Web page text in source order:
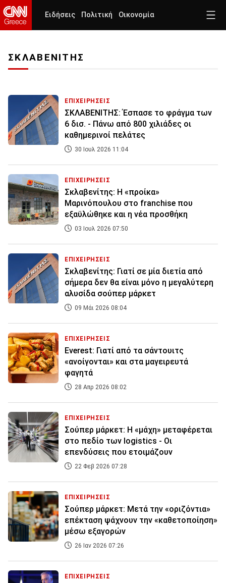
Ειδήσεις Πολιτική Οικονομία
ΣΚΛΑΒΕΝΙΤΗΣ
ΕΠΙΧΕΙΡΗΣΕΙΣ
ΣΚΛΑΒΕΝΙΤΗΣ: Έσπασε το φράγμα των
6 δισ. - Πάνω από 800 χιλιάδες οι
καθημερινοί πελάτες
30 Ιουλ 2026 11:04
ΕΠΙΧΕΙΡΗΣΕΙΣ
Σκλαβενίτης: Η «προίκα»
Μαρινόπουλου στο franchise που
εξαϋλώθηκε και η νέα προσθήκη
03 Ιουλ 2026 07:50
ΕΠΙΧΕΙΡΗΣΕΙΣ
Σκλαβενίτης: Γιατί σε μία διετία από
σήμερα δεν θα είναι μόνο η μεγαλύτερη
αλυσίδα σούπερ μάρκετ
09 Μάι 2026 08:04
ΕΠΙΧΕΙΡΗΣΕΙΣ
Everest: Γιατί από τα σάντουιτς
«ανοίγονται» και στα μαγειρευτά
φαγητά
28 Απρ 2026 08:02
ΕΠΙΧΕΙΡΗΣΕΙΣ
Σούπερ μάρκετ: Η «μάχη» μεταφέρεται
στο πεδίο των logistics - Οι
επενδύσεις που ετοιμάζουν
22 Φεβ 2026 07:28
ΕΠΙΧΕΙΡΗΣΕΙΣ
Σούπερ μάρκετ: Μετά την «οριζόντια»
επέκταση ψάχνουν την «καθετοποίηση»
μέσω εξαγορών
26 Ιαν 2026 07:26
ΕΠΙΧΕΙΡΗΣΕΙΣ